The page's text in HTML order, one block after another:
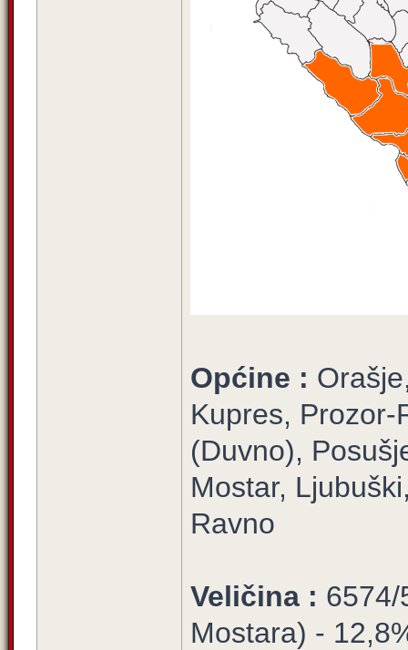
Općine :
Kupres, Prozor-
(Duvno),
Mostar,
Ravno
Veličina : 6574/
Mostara) -